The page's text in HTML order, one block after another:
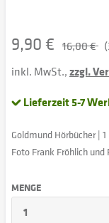
9,90 € 16,00 €
inkl. MwSt.,zzgl.
Lieferzeit 5-7
Goldmund Hörbücher |
Foto Frank Fröhlich
MENGE